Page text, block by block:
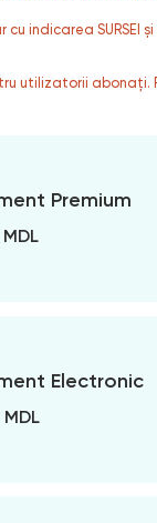
indicarea SURSEI
utilizatorii abonați.
Premium
MDL
Electronic
MDL